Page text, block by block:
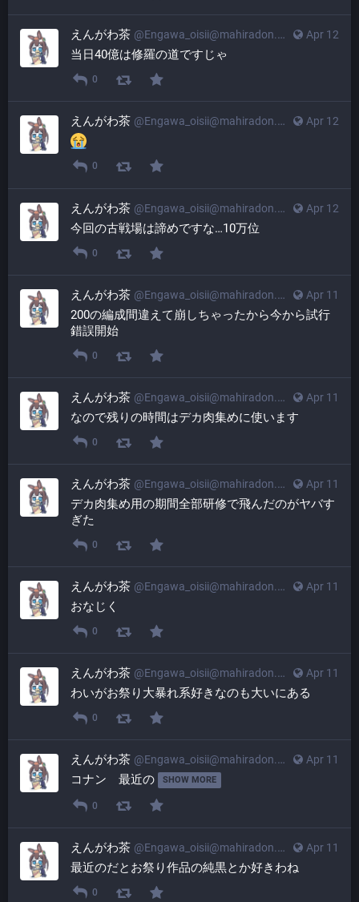
Apr 12
えんがわ茶 @Engawa_oisii@mahiradon.com
当日40億は修羅の道ですじゃ
0
Apr 12
えんがわ茶 @Engawa_oisii@mahiradon.com
0
Apr 12
えんがわ茶 @Engawa_oisii@mahiradon.com
今回の古戦場は諦めですな…10万位
0
Apr 11
えんがわ茶 @Engawa_oisii@mahiradon.com
200の編成間違えて崩しちゃったから今から試行
錯誤開始
0
Apr 11
えんがわ茶 @Engawa_oisii@mahiradon.com
なので残りの時間はデカ肉集めに使います
0
Apr 11
えんがわ茶 @Engawa_oisii@mahiradon.com
デカ肉集め用の期間全部研修で飛んだのがヤバす
ぎた
0
Apr 11
えんがわ茶 @Engawa_oisii@mahiradon.com
おなじく
0
Apr 11
えんがわ茶 @Engawa_oisii@mahiradon.com
わいがお祭り大暴れ系好きなのも大いにある
0
Apr 11
えんがわ茶 @Engawa_oisii@mahiradon.com
コナン　最近の SHOW MORE
0
Apr 11
えんがわ茶 @Engawa_oisii@mahiradon.com
最近のだとお祭り作品の純黒とか好きわね
0